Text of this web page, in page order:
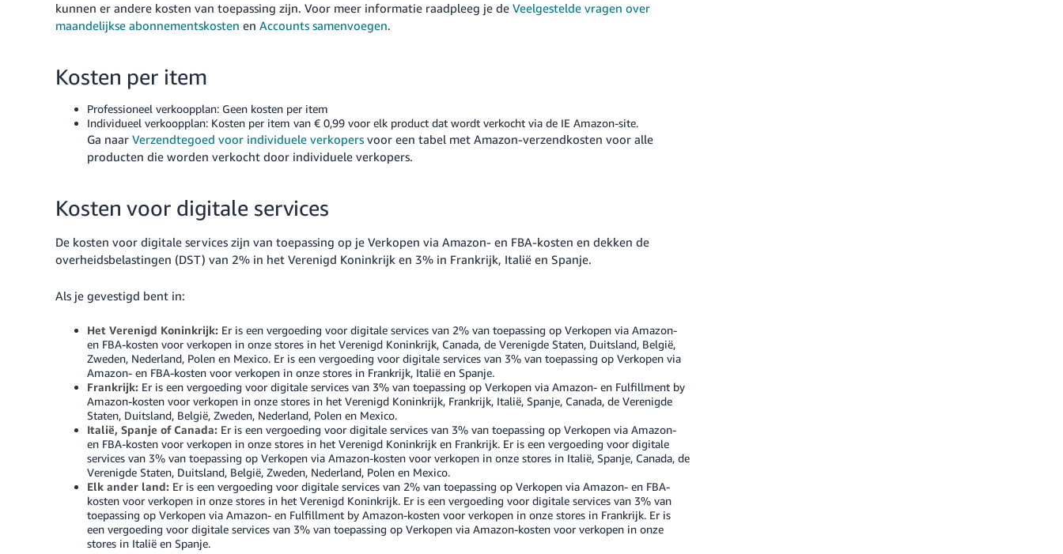
kunnen er andere kosten van toepassing zijn. Voor meer informatie raadpleeg je de Veelgestelde vragen over
maandelijkse abonnementskosten en Accounts samenvoegen.
Kosten per item
Professioneel verkoopplan: Geen kosten per item
Individueel verkoopplan: Kosten per item van € 0,99 voor elk product dat wordt verkocht via de IE Amazon-site.
Ga naar Verzendtegoed voor individuele verkopers voor een tabel met Amazon-verzendkosten voor alle
producten die worden verkocht door individuele verkopers.
Kosten voor digitale services
De kosten voor digitale services zijn van toepassing op je Verkopen via Amazon- en FBA-kosten en dekken de
overheidsbelastingen (DST) van 2% in het Verenigd Koninkrijk en 3% in Frankrijk, Italië en Spanje.
Als je gevestigd bent in:
Het Verenigd Koninkrijk: Er is een vergoeding voor digitale services van 2% van toepassing op Verkopen via Amazon-
en FBA-kosten voor verkopen in onze stores in het Verenigd Koninkrijk, Canada, de Verenigde Staten, Duitsland, België,
Zweden, Nederland, Polen en Mexico. Er is een vergoeding voor digitale services van 3% van toepassing op Verkopen via
Amazon- en FBA-kosten voor verkopen in onze stores in Frankrijk, Italië en Spanje.
Frankrijk: Er is een vergoeding voor digitale services van 3% van toepassing op Verkopen via Amazon- en Fulfillment by
Amazon-kosten voor verkopen in onze stores in het Verenigd Koninkrijk, Frankrijk, Italië, Spanje, Canada, de Verenigde
Staten, Duitsland, België, Zweden, Nederland, Polen en Mexico.
Italië, Spanje of Canada: Er is een vergoeding voor digitale services van 3% van toepassing op Verkopen via Amazon-
en FBA-kosten voor verkopen in onze stores in het Verenigd Koninkrijk en Frankrijk. Er is een vergoeding voor digitale
services van 3% van toepassing op Verkopen via Amazon-kosten voor verkopen in onze stores in Italië, Spanje, Canada, de
Verenigde Staten, Duitsland, België, Zweden, Nederland, Polen en Mexico.
Elk ander land: Er is een vergoeding voor digitale services van 2% van toepassing op Verkopen via Amazon- en FBA-
kosten voor verkopen in onze stores in het Verenigd Koninkrijk. Er is een vergoeding voor digitale services van 3% van
toepassing op Verkopen via Amazon- en Fulfillment by Amazon-kosten voor verkopen in onze stores in Frankrijk. Er is
een vergoeding voor digitale services van 3% van toepassing op Verkopen via Amazon-kosten voor verkopen in onze
stores in Italië en Spanje.